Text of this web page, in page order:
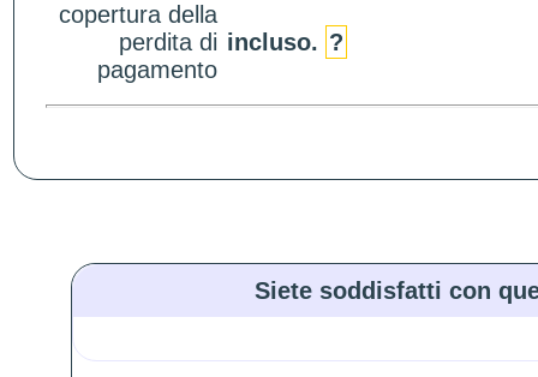
copertura della
perdita di
pagamento
incluso. ?
Siete soddisfatti con